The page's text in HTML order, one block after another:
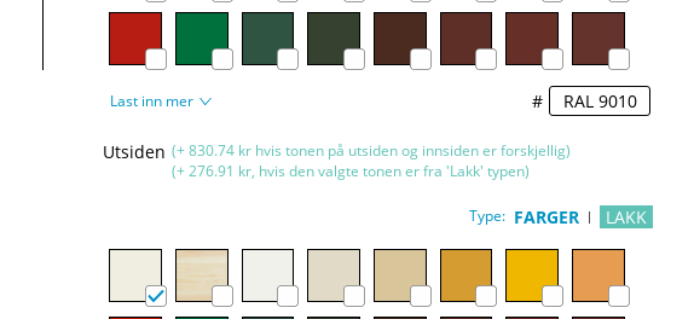
Last inn mer #
Utsiden (+ 830.74 kr hvis tonen på utsiden og innsiden er forskjellig)
(+ 276.91 kr, hvis den valgte tonen er fra 'Lakk' typen)
Type: FARGER LAKK